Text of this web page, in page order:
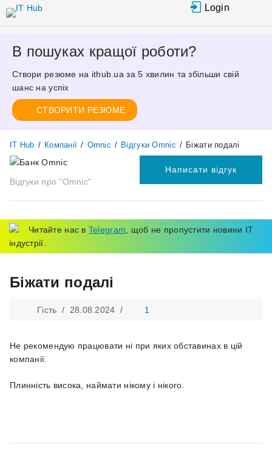
вмісту
Login
В пошуках кращої роботи?
Створи резюме на ithub.ua за 5 хвилин та збільши свій
шанс на успіх
СТВОРИТИ РЕЗЮМЕ
IT Hub / Компанії / Omnic / Відгуки Omnic / Біжати подалі
Написати відгук
Відгуки про "Omnic"
Читайте нас в Telegram , щоб не пропустити новини IT
індустрії.
Біжати подалі
Гість / 28.08.2024 / 1
Не рекомендую працювати ні при яких обставинах в цій
компанії.
Плинність висока, наймати нікому і нікого.